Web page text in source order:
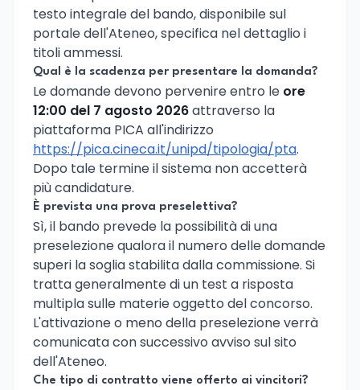
testo integrale del bando, disponibile sul
portale dell'Ateneo, specifica nel dettaglio i
titoli ammessi.
Qual è la scadenza per presentare la domanda?
Le domande devono pervenire entro le ore
12:00 del 7 agosto 2026attraverso la
piattaforma PICA all'indirizzo
https://pica.cineca.it/unipd/tipologia/pta.
Dopo tale termine il sistema non accetterà
più candidature.
È prevista una prova preselettiva?
Sì, il bando prevede la possibilità di una
preselezione qualora il numero delle domande
superi la soglia stabilita dalla commissione. Si
tratta generalmente di un test a risposta
multipla sulle materie oggetto del concorso.
L'attivazione o meno della preselezione verrà
comunicata con successivo avviso sul sito
dell'Ateneo.
Che tipo di contratto viene offerto ai vincitori?